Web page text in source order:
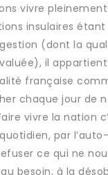
vivre pleinement
insulaires
(dont la
il appartient
française
chaque jour de
vivre la nation
par
ce qui ne
besoin, à la